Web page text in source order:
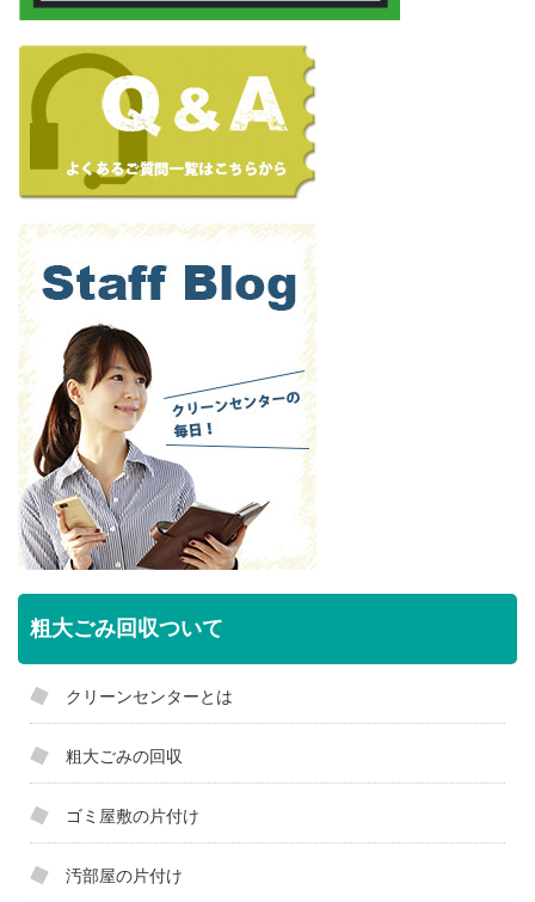
粗大ごみ回収ついて
クリーンセンターとは
粗大ごみの回収
ゴミ屋敷の片付け
汚部屋の片付け